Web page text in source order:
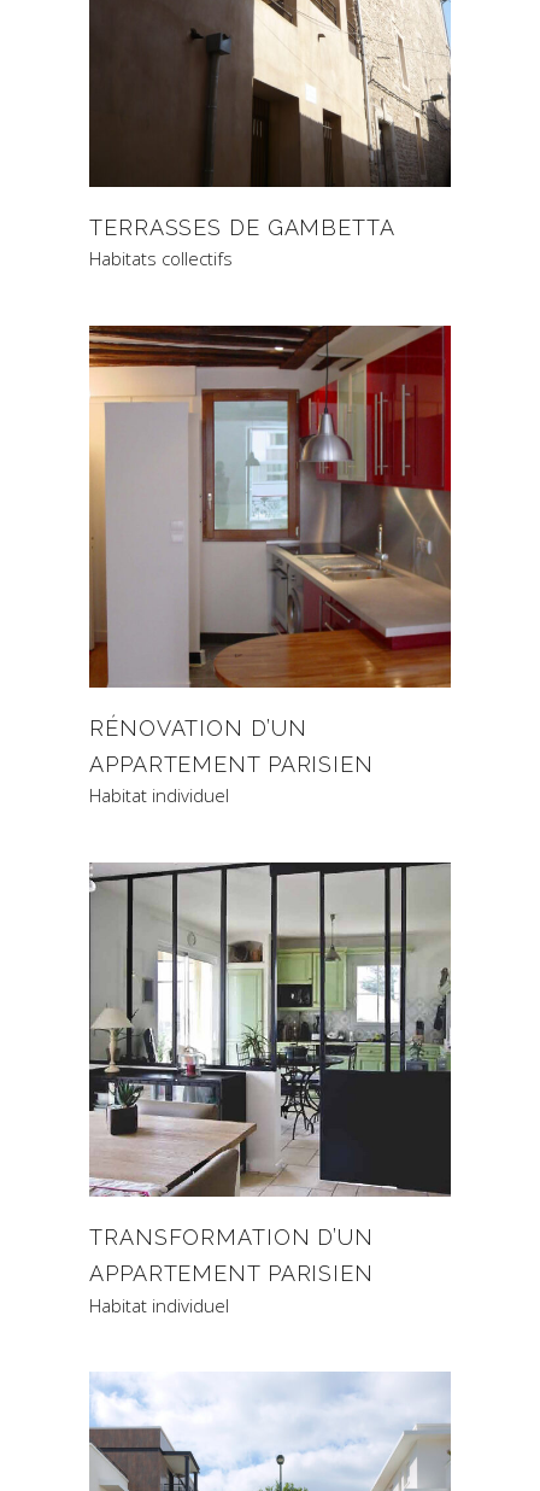
TERRASSES DE GAMBETTA
Habitats collectifs
RÉNOVATION D’UN
APPARTEMENT PARISIEN
Habitat individuel
TRANSFORMATION D’UN
APPARTEMENT PARISIEN
Habitat individuel